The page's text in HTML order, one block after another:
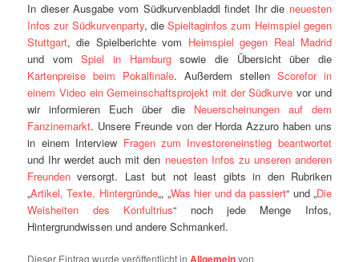
In dieser Ausgabe vom Südkurvenbladdl findet Ihr die neuesten
Infos zur Südkurvenparty, dieSpieltaginfos zum Heimspiel gegen
Stuttgart, die Spielberichte vom Heimspiel gegen Real Madrid
und vomSpiel in Hamburgsowie die Übersicht über die
Kartenpreise beim Pokalfinale. Außerdem stellen Scorefor in
einem Video ein Gemeinschaftsprojekt mit der Südkurve vor und
wir informieren Euch über die Neuerscheinungen auf dem
Fanzinemarkt. Unsere Freunde von der Horda Azzuro haben uns
in einem Interview Fragen zum Investoreneinstieg beantwortet
und Ihr werdet auch mit den neuesten Infos zu unseren anderen
Freunden versorgt. Last but not least gibts in den Rubriken
„Artikel, Texte, Hintergründe„, „Was hier und da passiert“ und „Die
Weisheiten des Konfultrius“ noch jede Menge Infos,
Hintergrundwissen und andere Schmankerl.
Dieser Eintrag wurde veröffentlicht in von